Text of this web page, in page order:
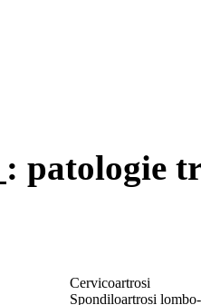
: patologie
Cervicoartrosi
Spondiloartrosi